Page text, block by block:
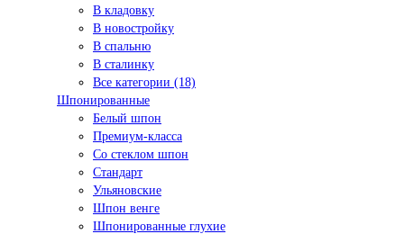
В кладовку
В новостройку
В спальню
В сталинку
Все категории (18)
Шпонированные
Белый шпон
Премиум-класса
Со стеклом шпон
Стандарт
Ульяновские
Шпон венге
Шпонированные глухие